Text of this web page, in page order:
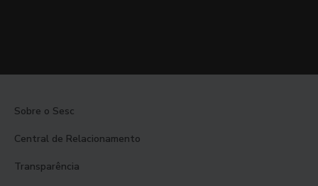
Sobre o Sesc
Central de Relacionamento
Transparência